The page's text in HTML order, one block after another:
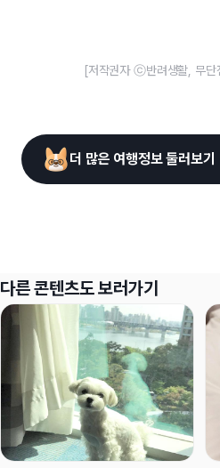
[저작권자 ⓒ반려생활, 무단
더 많은 여행정보 둘러보
다른 콘텐츠도 보러가기